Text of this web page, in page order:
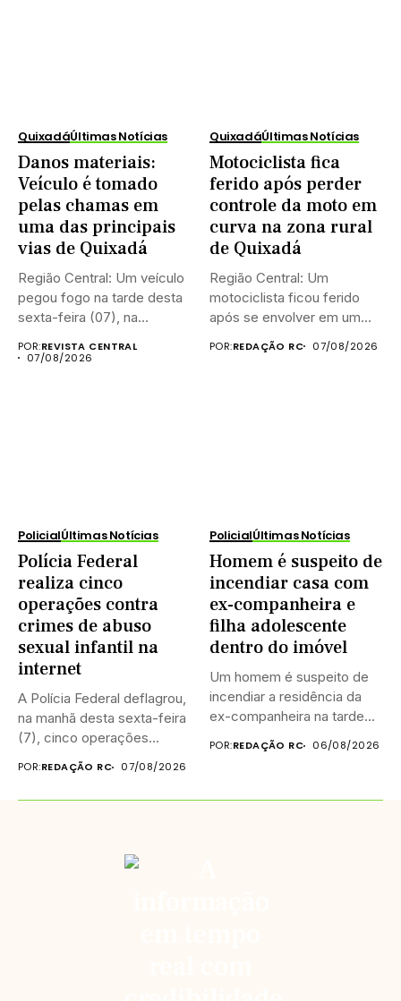
QuixadáÚltimas Notícias
Danos materiais:
Veículo é tomado
pelas chamas em
uma das principais
vias de Quixadá
Região Central: Um veículo
pegou fogo na tarde desta
sexta-feira (07), na...
POR:REVISTA CENTRAL
07/08/2026
QuixadáÚltimas Notícias
Motociclista fica
ferido após perder
controle da moto em
curva na zona rural
de Quixadá
Região Central: Um
motociclista ficou ferido
após se envolver em um
POR:REDAÇÃO RC 07/08/2026
PolicialÚltimas Notícias
Polícia Federal
realiza cinco
operações contra
crimes de abuso
sexual infantil na
internet
A Polícia Federal deflagrou,
na manhã desta sexta-feira
(7), cinco operações
simultâneas...
POR:REDAÇÃO RC 07/08/2026
PolicialÚltimas Notícias
Homem é suspeito de
incendiar casa com
ex-companheira e
filha adolescente
dentro do imóvel
Um homem é suspeito de
incendiar a residência da
ex-companheira na tarde...
POR:REDAÇÃO RC 06/08/2026